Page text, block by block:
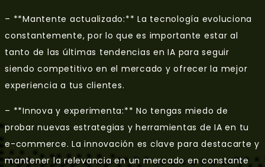
– **Mantente actualizado:** La tecnología evoluciona
constantemente, por lo que es importante estar al
tanto de las últimas tendencias en IA para seguir
siendo competitivo en el mercado y ofrecer la mejor
experiencia a tus clientes.
– **Innova y experimenta:** No tengas miedo de
probar nuevas estrategias y herramientas de IA en tu
e-commerce. La innovación es clave para destacarte y
mantener la relevancia en un mercado en constante